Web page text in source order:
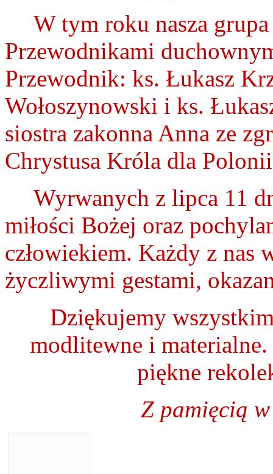
W tym roku nasza
Przewodnikami
Przewodnik: ks. Łukasz
Wołoszynowski i ks.
siostra zakonna Anna ze
Chrystusa Króla dla
Wyrwanych z lipca 11
miłości Bożej oraz
człowiekiem. Każdy z nas
życzliwymi gestami,
Dziękujemy
modlitewne i materialne.
piękne
Z pamięcią